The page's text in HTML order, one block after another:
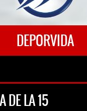
DEPORVIDA
DE LA 15